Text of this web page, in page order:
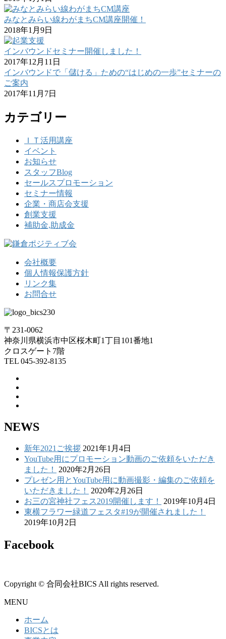
みなとみらい線わがまちCM講座開催！
2018年1月9日
インバウンドセミナー開催しました！
2017年12月11日
インバウンドで「儲ける」ための“はじめの一歩”セミナーの
ご案内
2017年11月7日
カテゴリー
ＩＴ活用講座
イベント
お知らせ
スタッフBlog
セールスプロモーション
セミナー情報
企業・商店会支援
創業支援
補助金,助成金
会社概要
個人情報保護方針
リンク集
お問合せ
〒231-0062
神奈川県横浜市中区桜木町1丁目101番地1
クロスゲート7階
TEL 045-392-8135
NEWS
新年2021ご挨拶 2021年1月4日
YouTube用にプロモーション動画のご依頼をいただき
ました！
2020年2月26日
プレゼン用とYouTube用に動画撮影・編集のご依頼を
いただきました！
2020年2月26日
お三の宮神社フェス2019開催します！
2019年10月4日
東横フラワー緑道フェスタ#19が開催されました！
2019年10月2日
Facebook
Copyright © 合同会社BICS All rights reserved.
MENU
ホーム
BICSとは